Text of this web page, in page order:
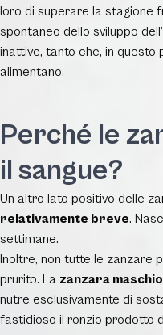
loro di superare la stagione
spontaneo dello sviluppo
inattive, tanto che, in questo
alimentano.
Perché le
il sangue?
Un altro lato positivo delle
relativamente breve.
settimane.
Inoltre, non tutte le zanzare
prurito. La zanzara maschio
nutre esclusivamente di
fastidioso il ronzio prodotto